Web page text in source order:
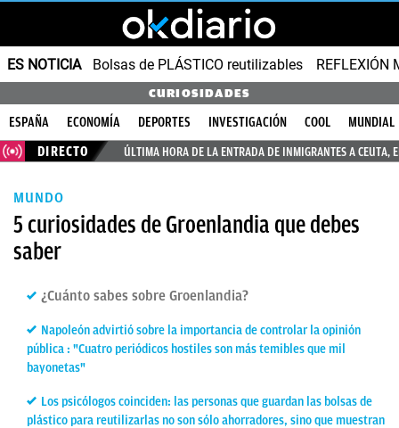
ES NOTICIA Bolsas de PLÁSTICO reutilizables REFLEXIÓN
CURIOSIDADES
ESPAÑA ECONOMÍA DEPORTES INVESTIGACIÓN COOL
MUNDIAL
DIRECTO
ÚLTIMA HORA DE LA ENTRADA DE INMIGRANTES A CEUTA,
MUNDO
5 curiosidades de Groenlandia que debes
saber
¿Cuánto sabes sobre Groenlandia?
Napoleón advirtió sobre la importancia de controlar la opinión
pública : "Cuatro periódicos hostiles son más temibles que mil
bayonetas"
Los psicólogos coinciden: las personas que guardan las bolsas de
plástico para reutilizarlas no son sólo ahorradores, sino que muestran